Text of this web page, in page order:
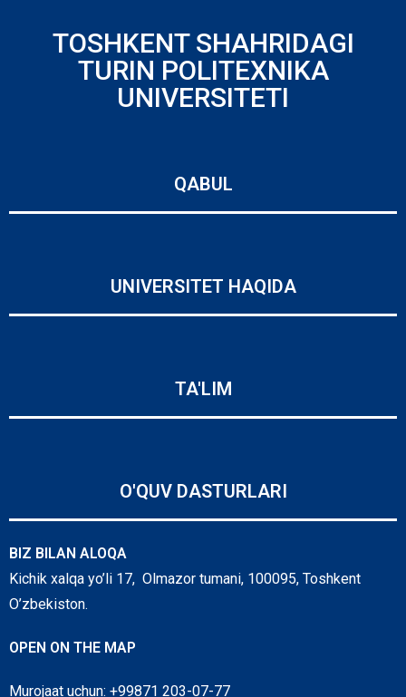
TOSHKENT SHAHRIDAGI
TURIN POLITEXNIKA
UNIVERSITETI
QABUL
UNIVERSITET HAQIDA
TA'LIM
O'QUV DASTURLARI
BIZ BILAN ALOQA
Kichik xalqa yo’li 17, Olmazor tumani, 100095, Toshkent
O’zbekiston.
OPEN ON THE MAP
Murojaat uchun: +99871 203-07-77